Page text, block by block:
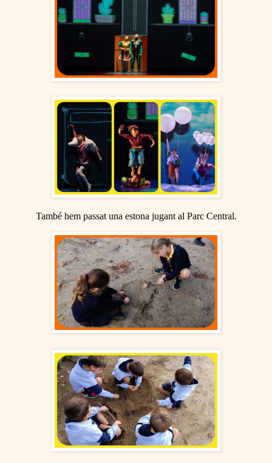
També hem passat una estona jugant al Parc Central.